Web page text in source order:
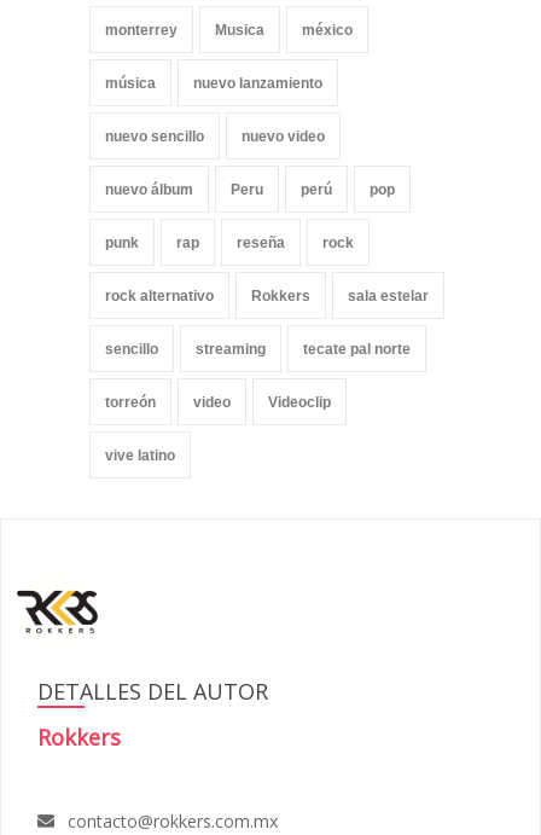
monterrey Musica méxico
música nuevo lanzamiento
nuevo sencillo nuevo video
nuevo álbum Peru perú pop
punk rap reseña rock
rock alternativo Rokkers sala estelar
sencillo streaming tecate pal norte
torreón video Videoclip
vive latino
DETALLES DEL AUTOR
Rokkers
contacto@rokkers.com.mx